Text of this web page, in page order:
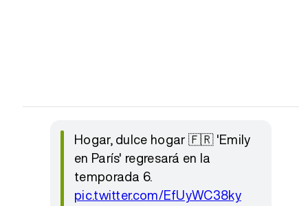
Hogar, dulce hogar 🇫🇷 'Emily
en París' regresará en la
temporada 6.
pic.twitter.com/EfUyWC38ky